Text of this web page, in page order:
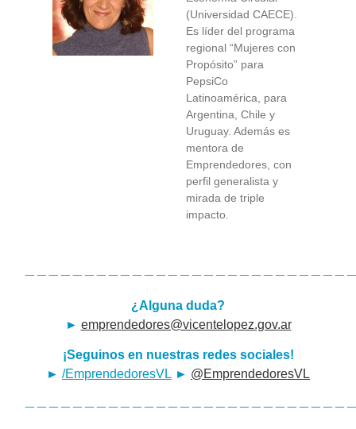
(Universidad CAECE).
Es líder del programa
regional “Mujeres con
Propósito” para
PepsiCo
Latinoamérica, para
Argentina, Chile y
Uruguay. Además es
mentora de
Emprendedores, con
perfil generalista y
mirada de triple
impacto.
¿Alguna duda?
► emprendedores@vicentelopez.gov.ar
¡Seguinos en nuestras redes sociales!
► /EmprendedoresVL ► @EmprendedoresVL